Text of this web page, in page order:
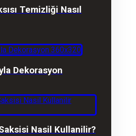
Temizliği Nasıl
Dekorasyon
Nasil Kullanilir?